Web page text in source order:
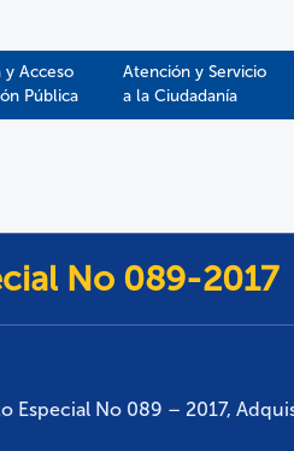
y Acceso
Pública​​
Atención y Servicio
a la Ciudadanía
No 089-2017
Especial No 089 – 2017,